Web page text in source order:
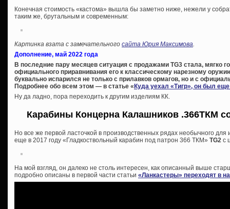
Конечная стоимость «кастома» вышла бы заметно ниже, нежели у
таким же, брутальным и современным:
Картинка взата с замечательного сайта Юрия Максимова.
Дополнение, май 2022 года
В последние пару месяцев ситуация с продажами TG3 стала, мягко
официального приравнивания его к классическому нарезному
буквально испарился не только с прилавков ормагов, но и с
Подробнее обо всем этом — в статье « Куда уехал «Тигр», он был
Ну да ладно, пора переходить к другим изделиям КК.
Карабины Концерна Калашников .366ТКМ
Но все же первой ласточкой в производственных рядах необычного
еще в 2017 году «Гладкоствольный карабин под патрон 366 ТКМ» TG2 с
На мой взгляд, он далеко не столь интересен, как описанный выше
подробно описаны в первой части статьи «Ланкастеры» переходят в